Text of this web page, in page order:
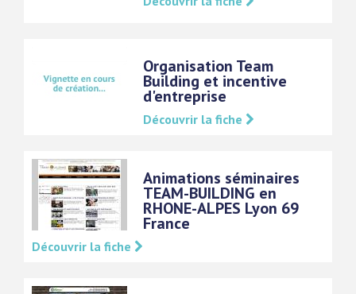
Organisation Team
Building et incentive
d'entreprise
Découvrir la fiche
Animations séminaires
TEAM-BUILDING en
RHONE-ALPES Lyon 69
France
Découvrir la fiche